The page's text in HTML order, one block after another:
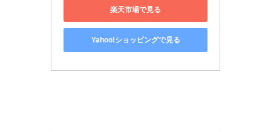
楽天市場で見る
Yahoo!ショッピングで見る